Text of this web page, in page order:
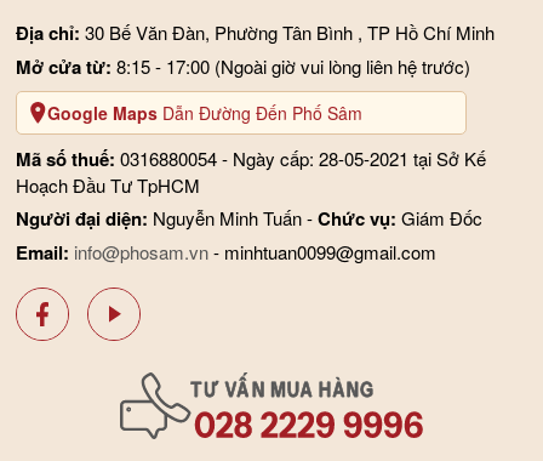
Địa chỉ: 30 Bế Văn Đàn, Phường Tân Bình , TP Hồ Chí Minh
Mở cửa từ:8:15 - 17:00 (Ngoài giờ vui lòng liên hệ trước)
Google Maps Dẫn Đường Đến Phố Sâm
Mã số thuế: 0316880054 - Ngày cấp: 28-05-2021 tại Sở Kế
Hoạch Đầu Tư TpHCM
Người đại diện: Nguyễn Minh Tuấn -Chức vụ: Giám Đốc
Email: info@phosam.vn- minhtuan0099@gmail.com